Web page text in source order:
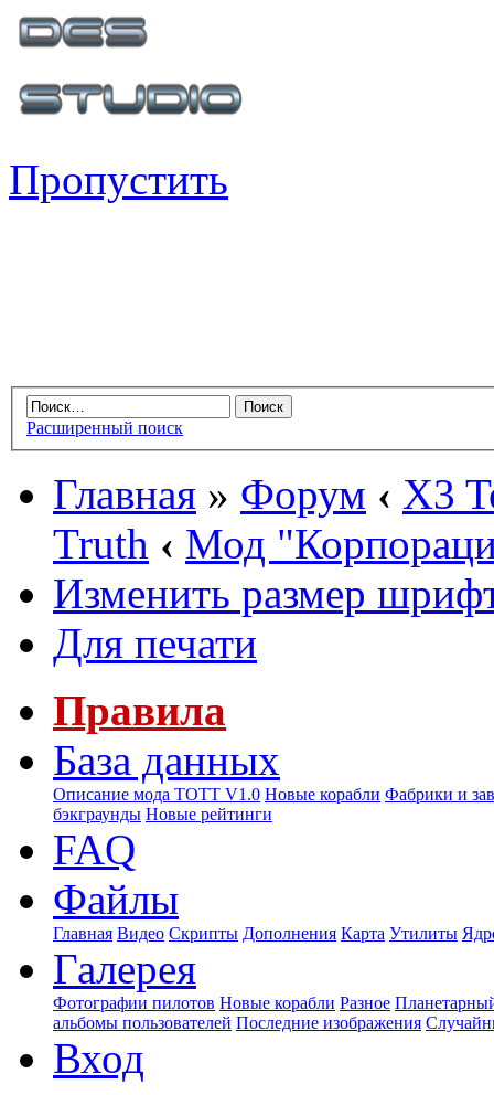
Пропустить
Расширенный поиск
Главная » Форум ‹ X3
Truth ‹ Мод
Изменить размер
Для печати
Правила
База данных
Описание мода ТОТТ V1.0 Новые корабли Фабрики и
бэкграунды Новые рейтинги
FAQ
Файлы
Главная Видео Скрипты Дополнения Карта Утилиты
Галерея
Фотографии пилотов Новые корабли Разное
альбомы пользователей Последние изображения
Вход